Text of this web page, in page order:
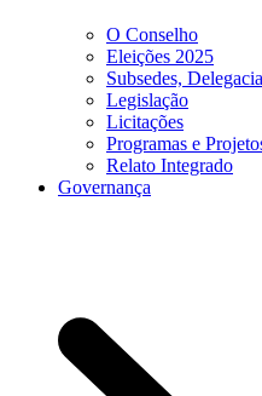
O Conselho
Eleições 2025
Subsedes,
Legislação
Licitações
Programas e
Relato Integrado
Governança